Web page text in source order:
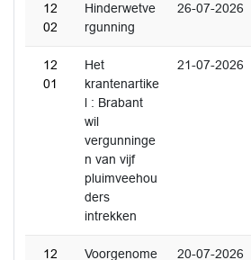
12
02
Hinderwetve
rgunning
26-07-2026
12
01
Het
krantenartike
l : Brabant
wil
vergunninge
n van vijf
pluimveehou
ders
intrekken
21-07-2026
12 Voorgenome 20-07-2026